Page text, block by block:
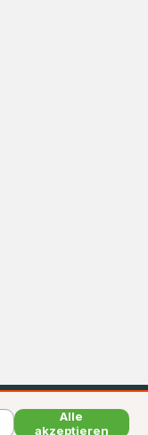
Alle
akzeptieren